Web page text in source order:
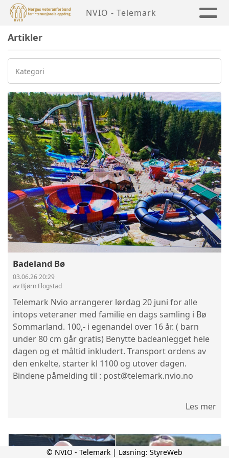
NVIO - Telemark
Artikler
Kategori
Badeland Bø
03.06.26 20:29
av Bjørn Flogstad
Telemark Nvio arrangerer lørdag 20 juni for alle
intops veteraner med familie en dags samling i Bø
Sommarland. 100,- i egenandel over 16 år. ( barn
under 80 cm går gratis) Benytte badeanlegget hele
dagen og et måltid inkludert. Transport ordens av
den enkelte, starter kl 1100 og utover dagen.
Bindene påmelding til : post@telemark.nvio.no
Les mer
© NVIO - Telemark | Løsning: StyreWeb